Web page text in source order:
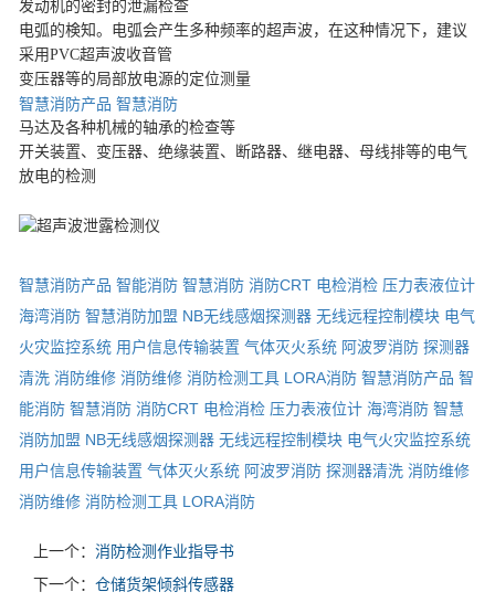
发动机的密封的泄漏检查
电弧的検知。电弧会产生多种频率的超声波，在这种情况下，建议
采用PVC超声波收音管
变压器等的局部放电源的定位测量
智慧消防产品 智慧消防
马达及各种机械的轴承的检查等
开关装置、变压器、绝缘装置、断路器、继电器、母线排等的电气
放电的检测
智慧消防产品 智能消防 智慧消防 消防CRT 电检消检 压力表液位计
海湾消防 智慧消防加盟 NB无线感烟探测器 无线远程控制模块 电气
火灾监控系统 用户信息传输装置 气体灭火系统 阿波罗消防 探测器
清洗 消防维修 消防维修 消防检测工具 LORA消防 智慧消防产品 智
能消防 智慧消防 消防CRT 电检消检 压力表液位计 海湾消防 智慧
消防加盟 NB无线感烟探测器 无线远程控制模块 电气火灾监控系统
用户信息传输装置 气体灭火系统 阿波罗消防 探测器清洗 消防维修
消防维修 消防检测工具 LORA消防
上一个： 消防检测作业指导书
下一个： 仓储货架倾斜传感器